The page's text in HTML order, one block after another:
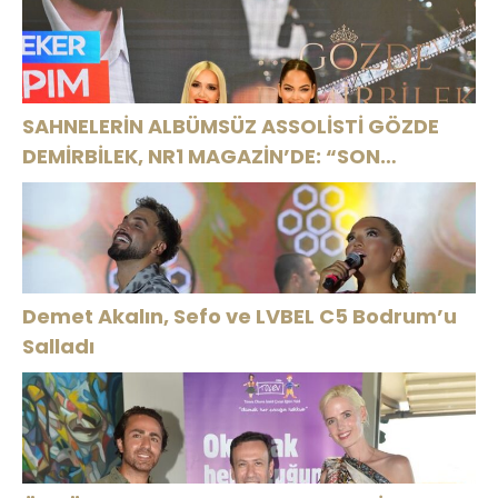
SAHNELERİN ALBÜMSÜZ ASSOLİSTİ GÖZDE
DEMİRBİLEK, NR1 MAGAZİN’DE: “SON
ASSOLİST OLARAK VAR OLACAĞIM!”
Demet Akalın, Sefo ve LVBEL C5 Bodrum’u
Salladı